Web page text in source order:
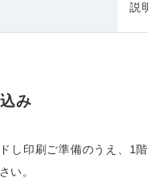
説明
み
し印刷ご準備のうえ、1階
い。